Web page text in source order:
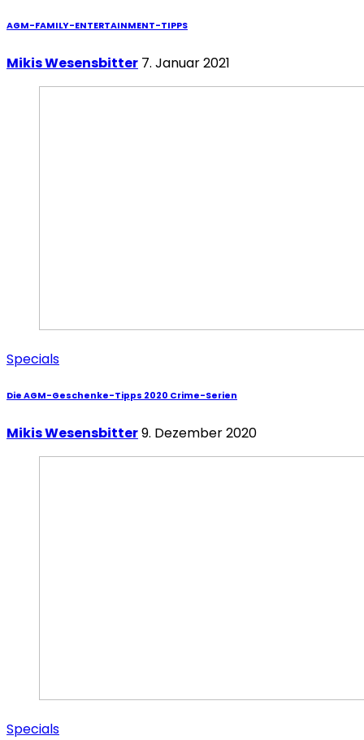
AGM-FAMILY-ENTERTAINMENT-TIPPS
Mikis Wesensbitter 7. Januar 2021
Specials
Die AGM-Geschenke-Tipps 2020 Crime-Serien
Mikis Wesensbitter9. Dezember 2020
Specials